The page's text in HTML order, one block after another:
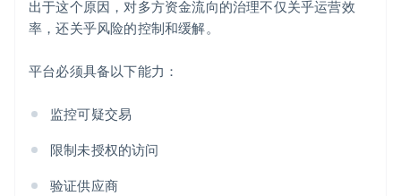
出于这个原因，对多方资金流向的治理不仅关乎运营效
率，还关乎风险的控制和缓解。
平台必须具备以下能力：
监控可疑交易
限制未授权的访问
验证供应商